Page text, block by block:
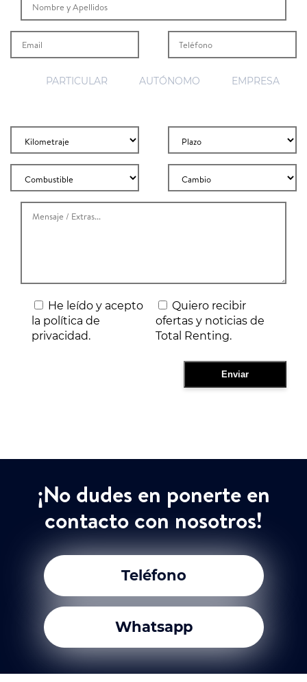
PARTICULAR AUTÓNOMO EMPRESA
He leído y acepto
la política de
privacidad.
Quiero recibir
ofertas y noticias de
Total Renting.
¡No dudes en ponerte en
contacto con nosotros!
Teléfono
Whatsapp